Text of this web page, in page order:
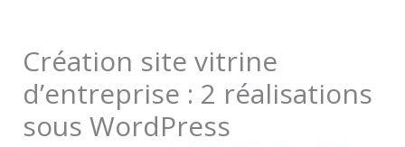
Création site vitrine
d’entreprise : 2 réalisations
sous WordPress